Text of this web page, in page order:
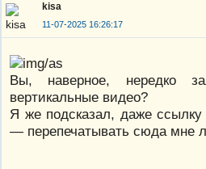
kisa
11-07-2025 16:26:17
Вы, наверное, нередко
вертикальные видео?
Я же подсказал, даже
— перепечатывать сюда мне